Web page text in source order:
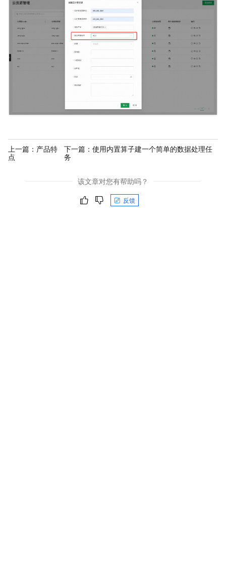
上一篇： 产品特
点
下一篇： 使用内置算子建一个简单的数据处理任
务
该文章对您有帮助吗？
反馈